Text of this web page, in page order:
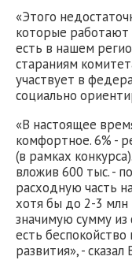
«Этого
которые
есть в нашем
стараниям
участвует в
социально
«В настоящее
комфортное. 6% -
(в рамках
вложив 600 тыс. -
расходную часть
хотя бы до 2-3 млн
значимую сумму
есть
развития», - сказал